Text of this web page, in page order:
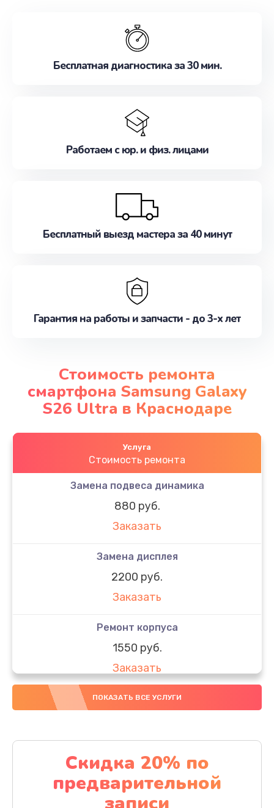
наилучшим образом. Не медлите записаться на
Бесплатная диагностика за 30 мин.
Работаем с юр. и физ. лицами
Бесплатный выезд мастера за 40 минут
Гарантия на работы и запчасти - до 3-х лет
Стоимость ремонта
смартфона Samsung Galaxy
S26 Ultra в Краснодаре
Услуга
Стоимость ремонта
Замена подвеса динамика
880 руб.
Заказать
Замена дисплея
2200 руб.
Заказать
Ремонт корпуса
1550 руб.
Заказать
Настройка
Заказать
Ремонт кнопки
1200 руб.
ПОКАЗАТЬ ВСЕ УСЛУГИ
Скидка 20% по
предварительной